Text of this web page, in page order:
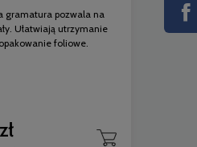
gramatura pozwala na
Ułatwiają utrzymanie
foliowe.